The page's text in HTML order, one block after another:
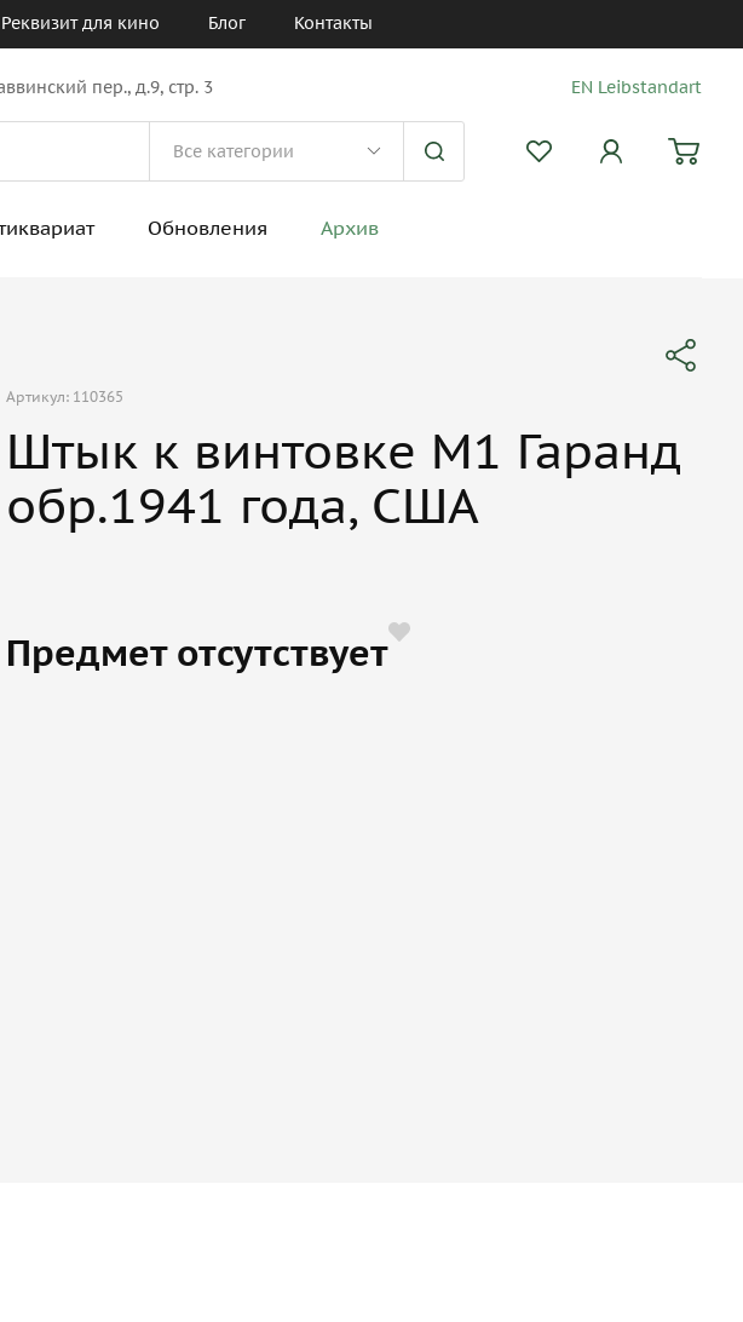
Реквизит для кино Блог Контакты
пер., д.9, стр. 3 EN Leibstandart
Обновления Архив
Артикул: 110365
Штык к винтовке М1 Гаранд
обр.1941 года, США
Предмет отсутствует